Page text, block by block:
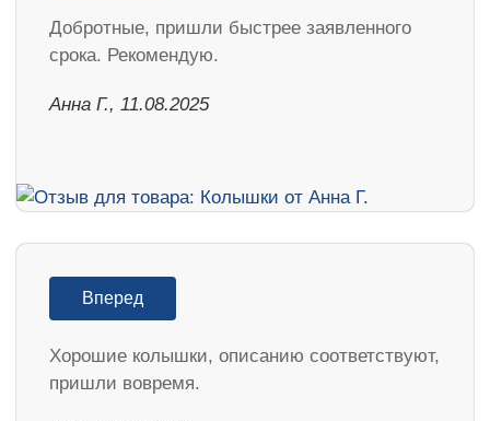
Добротные, пришли быстрее заявленного
срока. Рекомендую.
Анна Г., 11.08.2025
Вперед
Хорошие колышки, описанию соответствуют,
пришли вовремя.